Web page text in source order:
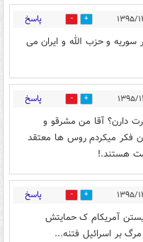
2 پاسخ
و حزب الله و ایران می
1 پاسخ
دارن؟ آقا من مشرقو و
فکر میکردم روس ها معتقد
هستند.!
1 پاسخ
آمریکام ک حمایتش
بر اسرائیل فتنه...